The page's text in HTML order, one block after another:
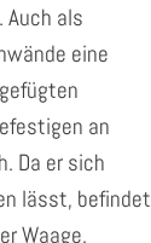
als
eine
an
Da er sich
lässt, befindet
Waage.